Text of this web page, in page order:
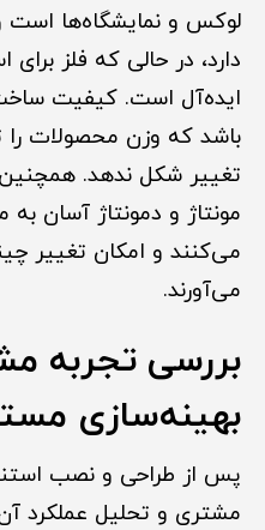
لوکس و نمایشگاه‌ها است
دارد، در حالی که فلز
ایده‌آل است. کیفیت
باشد که وزن محصولات
تغییر شکل ندهد.
مونتاژ و دمونتاژ آسان
می‌کنند و امکان تغییر
می‌آورند.
بررسی تجربه
بهینه‌سازی
پس از طراحی و نصب
مشتری و تحلیل عملکرد